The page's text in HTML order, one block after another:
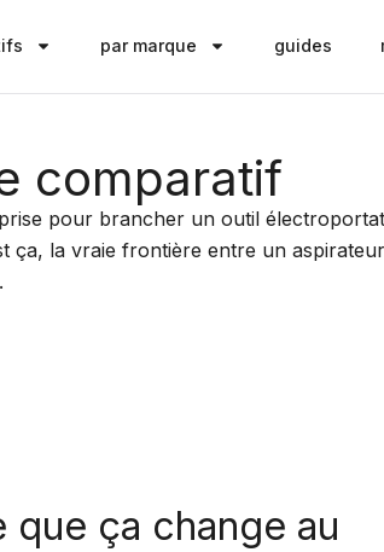
par marque guides
comparatif
pour brancher un outil
ça, la vraie frontière entre un
ça change au